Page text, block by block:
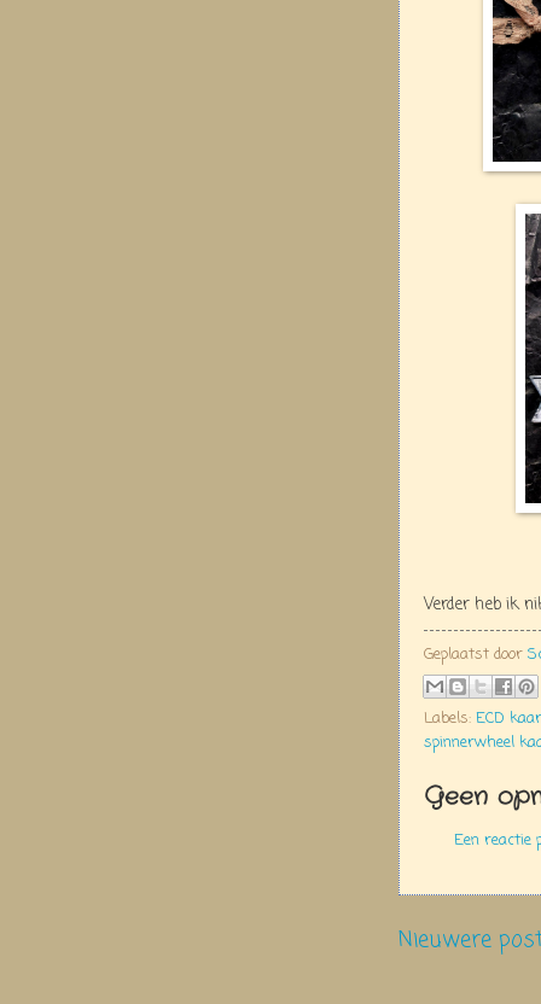
Verder heb ik
Geplaatst door
Labels: ECD
spinnerwheel
Geen
Een reactie
Nieuwere